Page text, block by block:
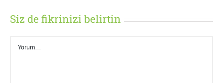
Siz de fikrinizi belirtin